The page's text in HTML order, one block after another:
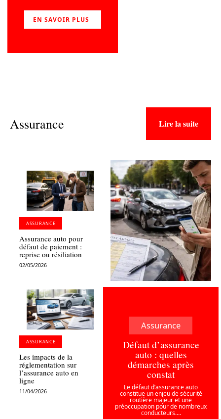
EN SAVOIR PLUS
Assurance Lire la suite
ASSURANCE
Assurance auto pour
défaut de paiement :
reprise ou résiliation
02/05/2026
ASSURANCE
Les impacts de la
réglementation sur
l’assurance auto en
ligne
11/04/2026
Assurance
Défaut d’assurance
auto : quelles
démarches après
constat
Le défaut d’assurance auto
constitue un enjeu de sécurité
routière majeur et une
préoccupation pour de nombreux
conducteurs.…